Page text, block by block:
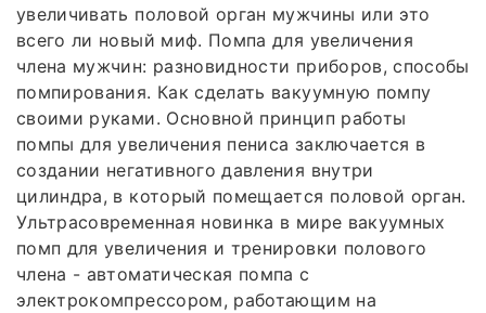
увеличивать половой орган мужчины или это
всего ли новый миф. Помпа для увеличения
члена мужчин: разновидности приборов, способы
помпирования. Как сделать вакуумную помпу
своими руками. Основной принцип работы
помпы для увеличения пениса заключается в
создании негативного давления внутри
цилиндра, в который помещается половой орган.
Ультрасовременная новинка в мире вакуумных
помп для увеличения и тренировки полового
члена - автоматическая помпа с
электрокомпрессором, работающим на